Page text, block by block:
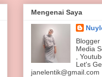
Mengenai Saya
Media
,
Let's
janelentik@gmail.com